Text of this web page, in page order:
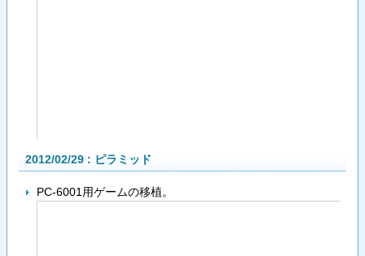
2012/02/29 : ピラミッド
PC-6001用ゲームの移植。